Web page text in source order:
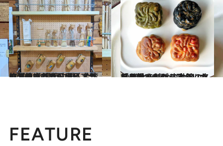
2022.10.8
竹製の歯ブラシやビアカップなど 環境に優しくて、使い心地がいい 台湾の洗練された日用品ブランド
旅＆お出かけ 2022.8.26
トリュフやカラスミ、カスタード入り 中秋節に名月を愛でながら味わいたい 進化を続ける台湾の「月餅」
旅＆お出かけ
FEATURE